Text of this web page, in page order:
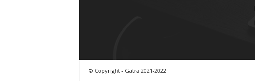
© Copyright - Gatra 2021-2022